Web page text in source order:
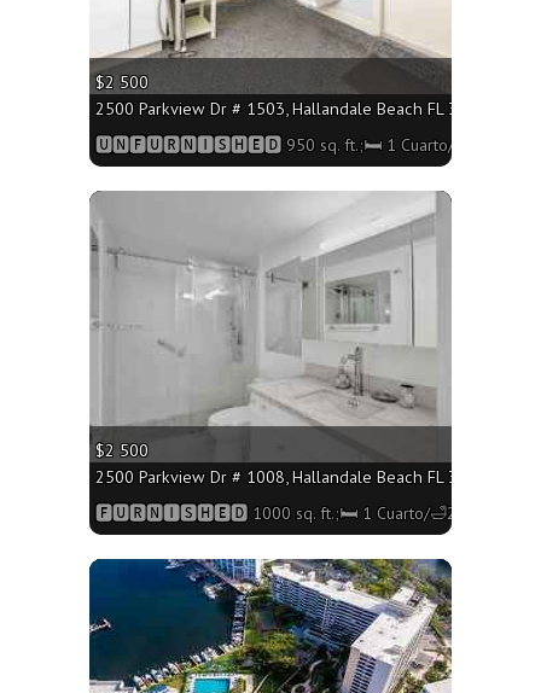
$2 500
2500 Parkview Dr # 1503, Hallandale Beach FL 33009 -
🆄🅽🅵🆄🆁🅽🅸🆂🅷🅴🅳 950 sq. ft.;🛏 1 Cuarto/🛁2 Baños
$2 500
2500 Parkview Dr # 1008, Hallandale Beach FL 33009 -
🅵🆄🆁🅽🅸🆂🅷🅴🅳 1000 sq. ft.;🛏 1 Cuarto/🛁2 Baños
More
More